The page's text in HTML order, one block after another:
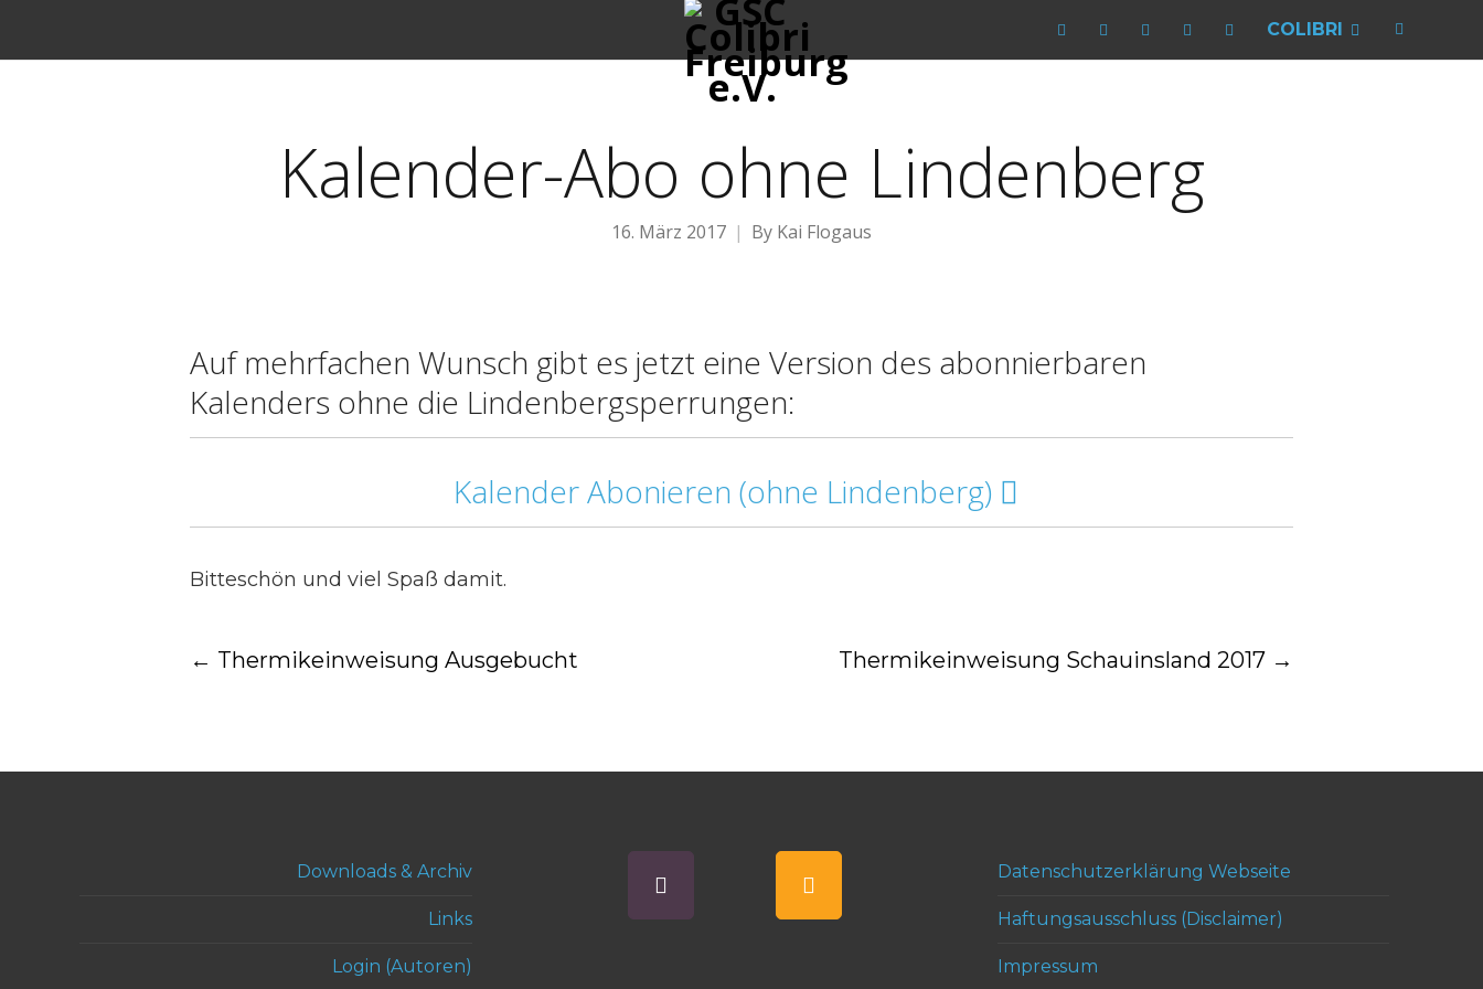
COLIBRI
Kalender-Abo ohne Lindenberg
16. März 2017 By Kai Flogaus
Auf mehrfachen Wunsch gibt es jetzt eine Version des abonnierbaren
Kalenders ohne die Lindenbergsperrungen:
Kalender Abonieren (ohne Lindenberg)
Bitteschön und viel Spaß damit.
Post
← Thermikeinweisung Ausgebucht Thermikeinweisung Schauinsland 2017 →
Downloads & Archiv
Links
Login (Autoren)
Datenschutzerklärung Webseite
Haftungsausschluss (Disclaimer)
Impressum